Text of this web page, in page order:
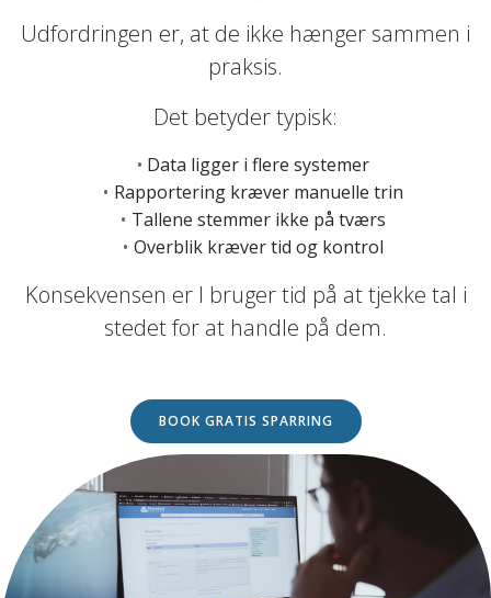
Udfordringen er, at de ikke hænger sammen i
praksis.
Det betyder typisk:
Data ligger i flere systemer
Rapportering kræver manuelle trin
Tallene stemmer ikke på tværs
Overblik kræver tid og kontrol
Konsekvensen er I bruger tid på at tjekke tal i
stedet for at handle på dem.
BOOK GRATIS SPARRING